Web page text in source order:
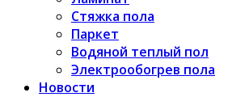
Стяжка пола
Паркет
Водяной теплый пол
Электрообогрев пола
Новости